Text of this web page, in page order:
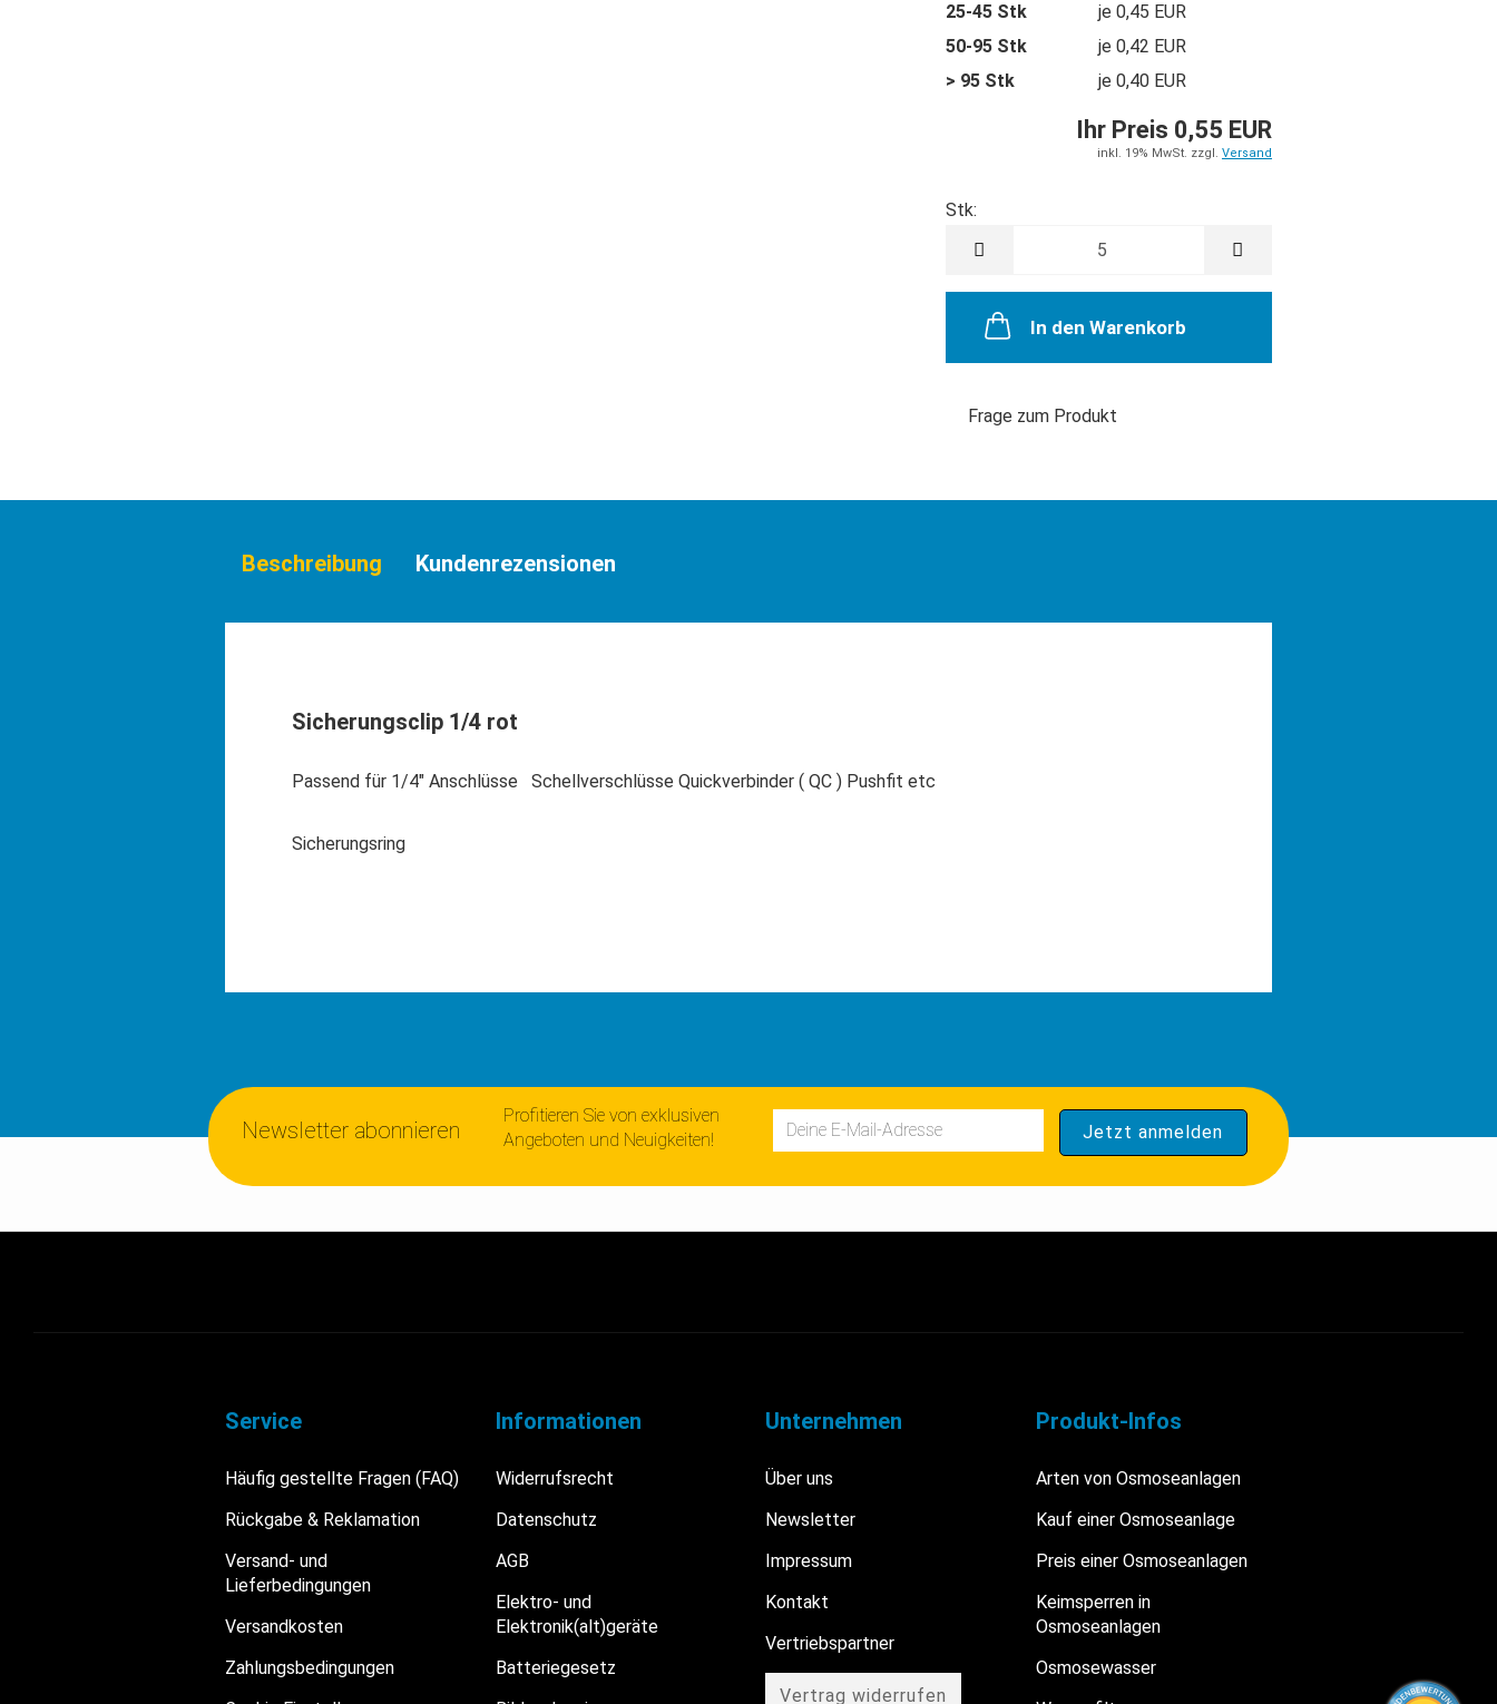
25-45 Stk
je 0,45 EUR
50-95 Stk
je 0,42 EUR
> 95 Stk
je 0,40 EUR
Ihr Preis 0,55 EUR
inkl. 19% MwSt. zzgl. Versand
Stk:
In den Warenkorb
Frage zum Produkt
Beschreibung Kundenrezensionen
Sicherungsclip 1/4 rot
Passend für 1/4" Anschlüsse Schellverschlüsse Quickverbinder ( QC ) Pushfit etc
Sicherungsring
Newsletter abonnieren
Profitieren Sie von exklusiven
Angeboten und Neuigkeiten!
Service
Häufig gestellte Fragen (FAQ)
Rückgabe & Reklamation
Versand- und
Lieferbedingungen
Versandkosten
Zahlungsbedingungen
Informationen
Widerrufsrecht
Datenschutz
AGB
Elektro- und
Elektronik(alt)geräte
Batteriegesetz
Unternehmen
Über uns
Newsletter
Impressum
Kontakt
Vertriebspartner
Vertrag widerrufen
Produkt-Infos
Arten von Osmoseanlagen
Kauf einer Osmoseanlage
Preis einer Osmoseanlagen
Keimsperren in
Osmoseanlagen
Osmosewasser